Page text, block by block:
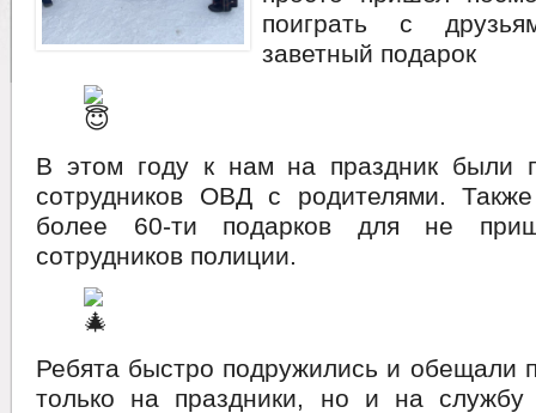
поиграть с
заветный подарок
В этом году к нам на праздник были
сотрудников ОВД с родителями.
более 60-ти подарков для не
сотрудников полиции.
Ребята быстро подружились и обещали
только на праздники, но и на